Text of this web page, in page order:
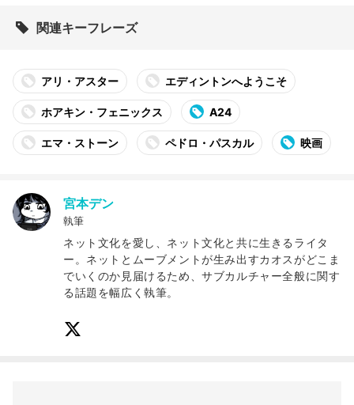
関連キーフレーズ
アリ・アスター エディントンへようこそ
ホアキン・フェニックス A24
エマ・ストーン ペドロ・パスカル 映画
宮本デン
執筆
ネット文化を愛し、ネット文化と共に生きるライタ
ー。ネットとムーブメントが生み出すカオスがどこま
でいくのか見届けるため、サブカルチャー全般に関す
る話題を幅広く執筆。